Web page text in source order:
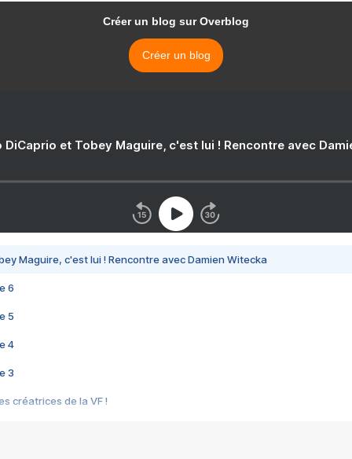
Créer un blog sur Overblog
Créer un blog
DiCaprio et Tobey Maguire, c'est lui ! Rencontre avec
Maguire, c'est lui ! Rencontre avec Damien Witecka
6
5
4
3
créatrices de la VF !